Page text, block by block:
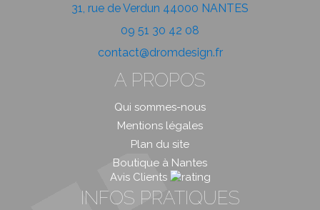
31, rue de Verdun 44000 NANTES
09 51 30 42 08
contact@dromdesign.fr
A PROPOS
Qui sommes-nous
Mentions légales
Plan du site
Boutique à Nantes
Avis Clients
INFOS PRATIQUES